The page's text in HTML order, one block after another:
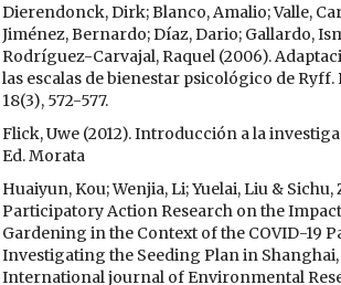
Dierendonck, Dirk; Blanco, Amalio; Valle,
Jiménez, Bernardo; Díaz, Dario; Gallardo,
Rodríguez-Carvajal, Raquel (2006).
las escalas de bienestar psicológico de Ryff.
18(3), 572-577.
Flick, Uwe (2012). Introducción a la
Ed. Morata
Huaiyun, Kou; Wenjia, Li; Yuelai, Liu & Sichu,
Participatory Action Research on the
Gardening in the Context of the COVID-19
Investigating the Seeding Plan in Shanghai,
International journal of Environmental